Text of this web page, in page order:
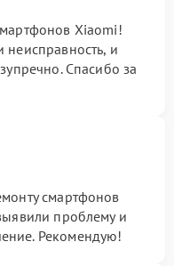
Xiaomi!
неисправность, и
Спасибо за
смартфонов
проблему и
Рекомендую!